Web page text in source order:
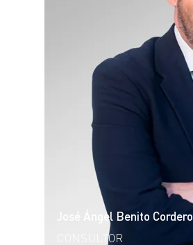
José Ángel Benito Cordero
CONSULTOR